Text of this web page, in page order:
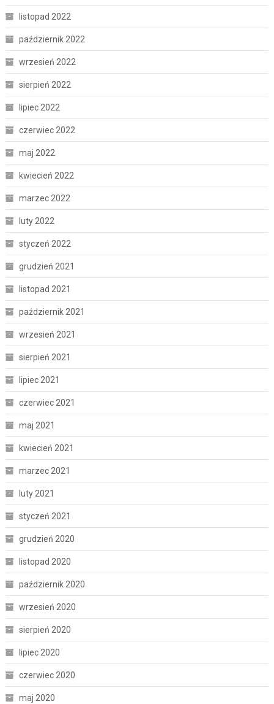
listopad 2022
październik 2022
wrzesień 2022
sierpień 2022
lipiec 2022
czerwiec 2022
maj 2022
kwiecień 2022
marzec 2022
luty 2022
styczeń 2022
grudzień 2021
listopad 2021
październik 2021
wrzesień 2021
sierpień 2021
lipiec 2021
czerwiec 2021
maj 2021
kwiecień 2021
marzec 2021
luty 2021
styczeń 2021
grudzień 2020
listopad 2020
październik 2020
wrzesień 2020
sierpień 2020
lipiec 2020
czerwiec 2020
maj 2020